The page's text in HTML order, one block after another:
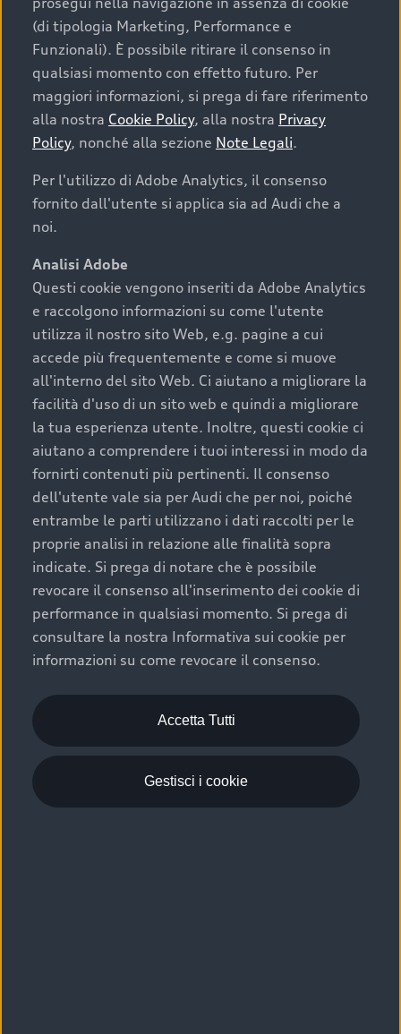
Cosa sapere prima di
acquistare la tua prossima
auto
I requisiti fondamentali da considerare prima di
acquistare un’auto usata, oltre al prezzo e all'aspetto,
chilometraggio: un valore contenuto corrisponde a
uno stato migliore del veicolo e a una maggiore
durata nel tempo;
cronologia dei tagliandi: una documentazione
completa della vettura certifica una manutenzione
costante e accurata;
condizioni della carrozzeria e degli interni: una
buona conservazione evidenzia cura e attenzione del
precedente proprietario;
efficienza meccanica: motore, trasmissione e
componenti principali in ottimo stato garantiscono
prestazioni affidabili e sicure.
Acquistare un’auto usata in una Concessionaria ufficiale
Audi che offre l’usato garantito tramite Audi Prima
Scelta :plus, significa affidarsi ad un prodotto che viene
sottoposto a 110 controlli approfonditi e coperto da
garanzia fino a 4 anni per una maggiore tutela del tuo
acquisto.
(di tipologia Marketing, Performance e
Funzionali). È possibile ritirare il consenso in
qualsiasi momento con effetto futuro. Per
maggiori informazioni, si prega di fare riferimento
alla nostra Cookie Policy, alla nostra Privacy
Policy, nonché alla sezione Note Legali.
Per l'utilizzo di Adobe Analytics, il consenso
fornito dall'utente si applica sia ad Audi che a
noi.
Analisi Adobe
Questi cookie vengono inseriti da Adobe Analytics
e raccolgono informazioni su come l'utente
utilizza il nostro sito Web, e.g. pagine a cui
accede più frequentemente e come si muove
all'interno del sito Web. Ci aiutano a migliorare la
facilità d'uso di un sito web e quindi a migliorare
la tua esperienza utente. Inoltre, questi cookie ci
aiutano a comprendere i tuoi interessi in modo da
fornirti contenuti più pertinenti. Il consenso
dell'utente vale sia per Audi che per noi, poiché
entrambe le parti utilizzano i dati raccolti per le
proprie analisi in relazione alle finalità sopra
indicate. Si prega di notare che è possibile
revocare il consenso all'inserimento dei cookie di
performance in qualsiasi momento. Si prega di
consultare la nostra Informativa sui cookie per
informazioni su come revocare il consenso.
Accetta Tutti
Gestisci i cookie